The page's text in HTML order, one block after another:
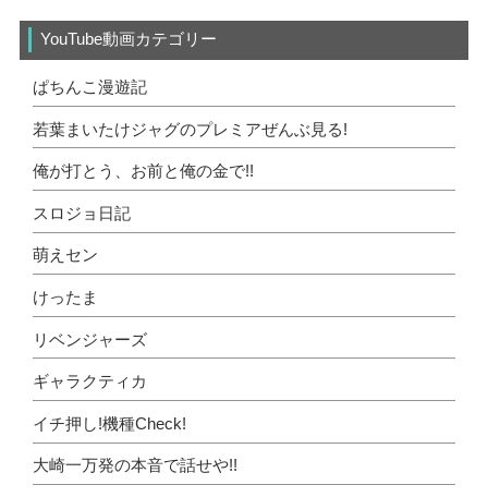
YouTube動画カテゴリー
ぱちんこ漫遊記
若葉まいたけジャグのプレミアぜんぶ見る!
俺が打とう、お前と俺の金で!!
スロジョ日記
萌えセン
けったま
リベンジャーズ
ギャラクティカ
イチ押し!機種Check!
大崎一万発の本音で話せや!!